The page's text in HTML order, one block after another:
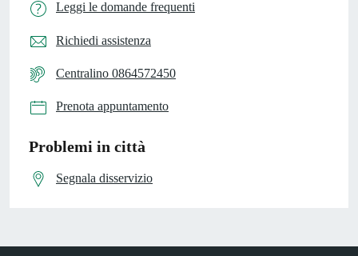
Leggi le domande frequenti
Richiedi assistenza
Centralino 0864572450
Prenota appuntamento
Problemi in città
Segnala disservizio